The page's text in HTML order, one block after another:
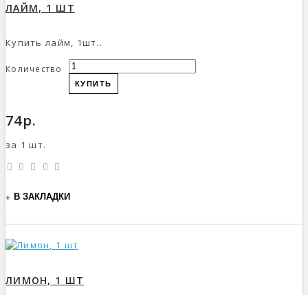
ЛАЙМ, 1 ШТ
Купить лайм, 1шт..
Количество
КУПИТЬ
74р.
за 1 шт.
В ЗАКЛАДКИ
ЛИМОН, 1 ШТ